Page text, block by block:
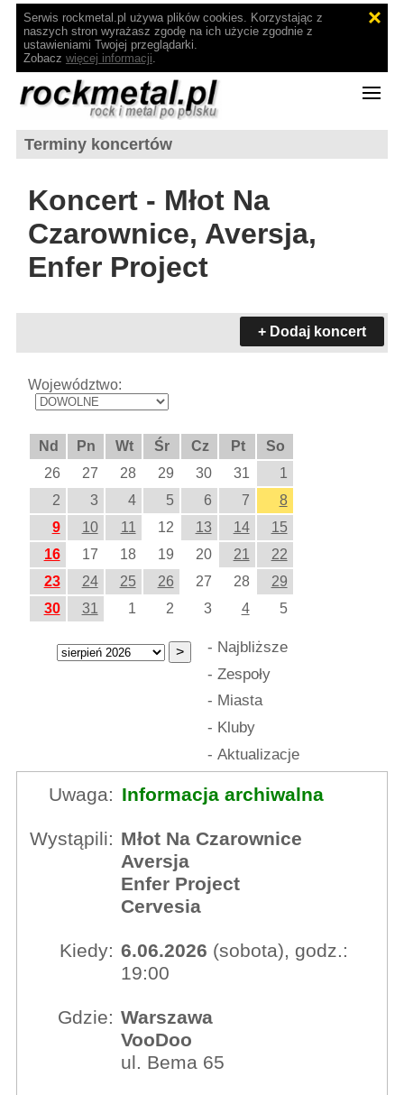
Serwis rockmetal.pl używa plików cookies. Korzystając z
naszych stron wyrażasz zgodę na ich użycie zgodnie z
ustawieniami Twojej przeglądarki.
Zobacz więcej informacji.
Terminy koncertów
Koncert - Młot Na
Czarownice, Aversja,
Enfer Project
+ Dodaj koncert
Województwo:
Nd Pn Wt Śr Cz Pt
So
26
27 28 29 30 31
1
2
3 4 5 6 7
8
9
10 11 12 13 14
15
16
17 18 19 20 21
22
23
24 25 26 27 28
29
30
31 1 2 3 4 5
- Najbliższe
- Zespoły
- Miasta
- Kluby
- Aktualizacje
Uwaga: Informacja archiwalna
Wystąpili: Młot Na Czarownice
Aversja
Enfer Project
Cervesia
Kiedy: 6.06.2026 (sobota), godz.:
19:00
Gdzie: Warszawa
VooDoo
ul. Bema 65